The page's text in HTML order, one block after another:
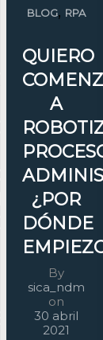
BLOG, RPA
QUIERO
A
¿POR
DÓNDE
By
sica_ndm
on
30 abril
2021